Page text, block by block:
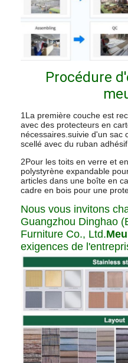
Procédure
1La première couche est
avec des protecteurs en
nécessaires.suivie d'un sac
scellé avec du ruban
2Pour les toits en verre et
polystyrène expandable
articles dans une boîte en
cadre en bois pour une
Nous vous invitons
Guangzhou Dinghao
Furniture Co., Ltd.
exigences de